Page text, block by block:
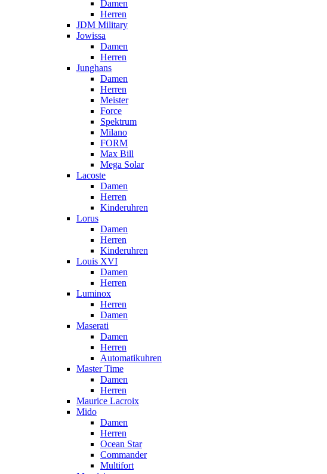
Damen
Herren
JDM Military
Jowissa
Damen
Herren
Junghans
Damen
Herren
Meister
Force
Spektrum
Milano
FORM
Max Bill
Mega Solar
Lacoste
Damen
Herren
Kinderuhren
Lorus
Damen
Herren
Kinderuhren
Louis XVI
Damen
Herren
Luminox
Herren
Damen
Maserati
Damen
Herren
Automatikuhren
Master Time
Damen
Herren
Maurice Lacroix
Mido
Damen
Herren
Ocean Star
Commander
Multifort